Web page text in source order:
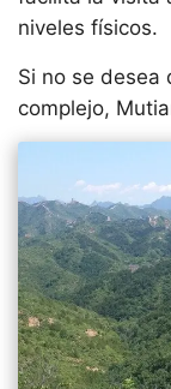
niveles físicos.
Si no se desea
complejo,